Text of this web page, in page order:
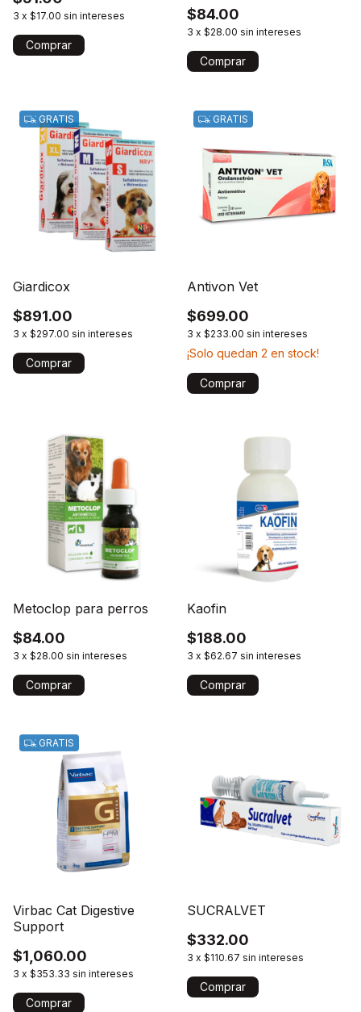
3 x $17.00 sin intereses
Comprar
$84.00
3 x $28.00 sin intereses
Comprar
GRATIS
Giardicox
$891.00
3 x $297.00 sin intereses
Comprar
GRATIS
Antivon Vet
$699.00
3 x $233.00 sin intereses
¡Solo quedan 2 en stock!
Metoclop para perros
$84.00
3 x $28.00 sin intereses
Kaofin
$188.00
3 x $62.67 sin intereses
Comprar
GRATIS
Virbac Cat Digestive
Support
$1,060.00
3 x $353.33 sin intereses
SUCRALVET
$332.00
3 x $110.67 sin intereses
Comprar